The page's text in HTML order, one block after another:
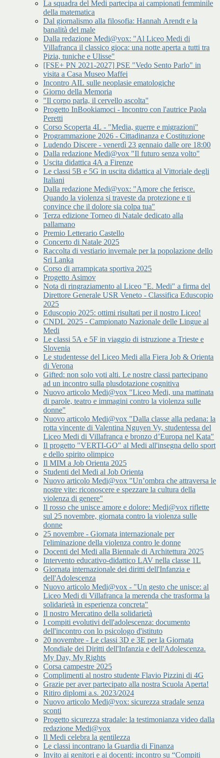
La squadra del Medi partecipa ai campionati femminile
della matematica
Dal giornalismo alla filosofia: Hannah Arendt e la
banalità del male
Dalla redazione Medi@vox: "Al Liceo Medi di
Villafranca il classico gioca: una notte aperta a tutti tra
Pizia, tuniche e Ulisse"
[FSE+ PN 2021-2027] PSE "Vedo Sento Parlo" in
visita a Casa Museo Maffei
Incontro AIL sulle neoplasie ematologiche
Giorno della Memoria
"Il corpo parla, il cervello ascolta"
Progetto InBookiamoci - Incontro con l'autrice Paola
Peretti
Corso Scoperta 4L - "Media, guerre e migrazioni"
Programmazione 2026 - Cittadinanza e Costituzione
Ludendo Discere - venerdì 23 gennaio dalle ore 18:00
Dalla redazione Medi@vox "Il futuro senza volto"
Uscita didattica 4A a Firenze
Le classi 5B e 5G in uscita didattica al Vittoriale degli
Italiani
Dalla redazione Medi@vox: "Amore che ferisce.
Quando la violenza si traveste da protezione e ti
convince che il dolore sia colpa tua"
Terza edizione Torneo di Natale dedicato alla
pallamano
Premio Letterario Castello
Concerto di Natale 2025
Raccolta di vestiario invernale per la popolazione dello
Sri Lanka
Corso di arrampicata sportiva 2025
Progetto Asimov
Nota di ringraziamento al Liceo "E. Medi" a firma del
Direttore Generale USR Veneto - Classifica Eduscopio
2025
Eduscopio 2025: ottimi risultati per il nostro Liceo!
CNDL 2025 - Campionato Nazionale delle Lingue al
Medi
Le classi 5A e 5F in viaggio di istruzione a Trieste e
Slovenia
Le studentesse del Liceo Medi alla Fiera Job & Orienta
di Verona
Gifted: non solo voti alti. Le nostre classi partecipano
ad un incontro sulla plusdotazione cognitiva
Nuovo articolo Medi@vox "Liceo Medi, una mattinata
di parole, teatro e immagini contro la violenza sulle
donne"
Nuovo articolo Medi@vox "Dalla classe alla pedana: la
rotta vincente di Valentina Nguyen Vy, studentessa del
Liceo Medi di Villafranca e bronzo d’Europa nel Kata"
Il progetto "VERTI-GO" al Medi all'insegna dello sport
e dello spirito olimpico
Il MIM a Job Orienta 2025
Studenti del Medi al Job Orienta
Nuovo articolo Medi@vox "Un’ombra che attraversa le
nostre vite: riconoscere e spezzare la cultura della
violenza di genere"
Il rosso che unisce amore e dolore: Medi@vox riflette
sul 25 novembre, giornata contro la violenza sulle
donne
25 novembre - Giornata internazionale per
l'eliminazione della violenza contro le donne
Docenti del Medi alla Biennale di Architettura 2025
Intervento educativo-didattico LAV nella classe 1L
Giornata internazionale dei diritti dell'Infanzia e
dell'Adolescenza
Nuovo articolo Medi@vox - "Un gesto che unisce: al
Liceo Medi di Villafranca la merenda che trasforma la
solidarietà in esperienza concreta"
Il nostro Mercatino della solidarietà
I compiti evolutivi dell'adolescenza: documento
dell'incontro con lo psicologo d'istituto
20 novembre - Le classi 3D e 3E per la Giornata
Mondiale dei Diritti dell'Infanzia e dell'Adolescenza.
My Day, My Rights
Corsa campestre 2025
Complimenti al nostro studente Flavio Pizzini di 4G
Grazie per aver partecipato alla nostra Scuola Aperta!
Ritiro diplomi a.s. 2023/2024
Nuovo articolo Medi@vox: sicurezza stradale senza
sconti
Progetto sicurezza stradale: la testimonianza video dalla
redazione Medi@vox
Il Medi celebra la gentilezza
Le classi incontrano la Guardia di Finanza
Invito ai genitori e ai docenti: incontro su “Compiti